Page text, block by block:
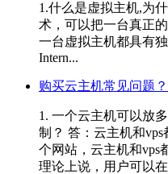
1.什么是虚拟主机,为
术，可以把一台真正
一台虚拟主机都具有
Intern...
购买云主机常见问题？
1. 一个云主机可以放
制？ 答：云主机和
个网站，云主机和vps
理论上说，用户可以